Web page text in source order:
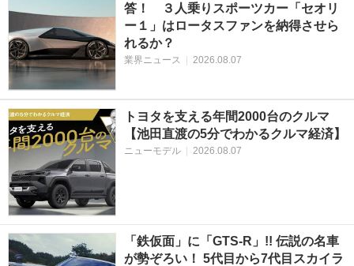
答！ ３人乗りスポーツカー「セオリ
ー１」はロータスファンを納得させら
れるか？
業界ニュース | 2026.08.07
トヨタを支える年間2000台のクルマ
【池田直渡の5分でわかるクルマ経済】
ニューモデル | 2026.08.07
「鉄仮面」に「GTS-R」!! 伝説の名車
が勢ぞろい！ 5代目から7代目スカイラ